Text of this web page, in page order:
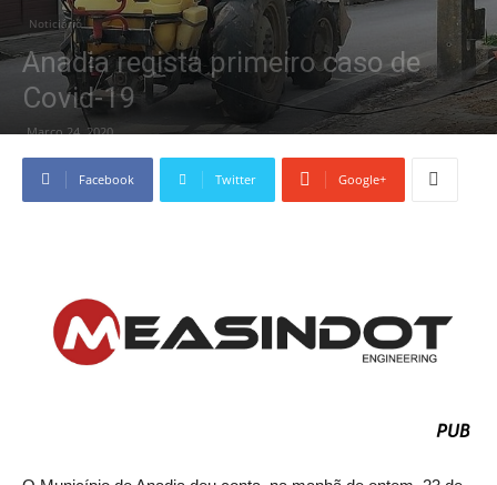
Noticiário
Anadia regista primeiro caso de
Covid-19
Março 24, 2020
Facebook Twitter Google+